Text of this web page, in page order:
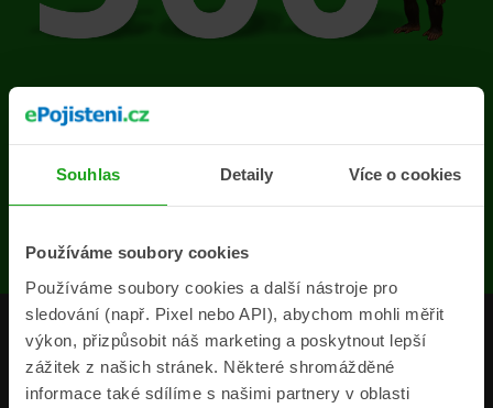
Souhlas Detaily Více o cookies
Používáme soubory cookies
Používáme soubory cookies a další nástroje pro
sledování (např. Pixel nebo API), abychom mohli měřit
výkon, přizpůsobit náš marketing a poskytnout lepší
zážitek z našich stránek. Některé shromážděné
informace také sdílíme s našimi partnery v oblasti
Na stránce se vyskytla
chyba
Produkty
Pojišťovny